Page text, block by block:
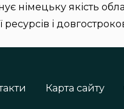
німецьку якість
і
Карта сайту